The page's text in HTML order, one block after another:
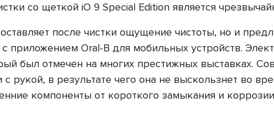
со щеткой iO 9 Special Edition является
после чистки ощущение чистоты, но и
приложением Oral-B для мобильных устройств.
был отмечен на многих престижных выставках.
рукой, в результате чего она не выскользнет во
компоненты от короткого замыкания и